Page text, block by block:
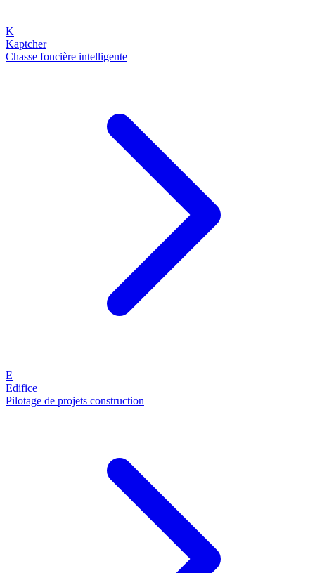
K
Kaptcher
Chasse foncière intelligente
E
Edifice
Pilotage de projets construction